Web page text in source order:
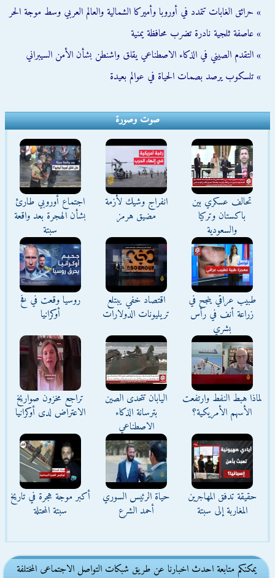
» حرائق الغابات تتمدد في أوروبا وأميركا الشمالية والعالم العربي وسط موجة الحر
» عاصفة ثلجية نادرة تضرب محافظة يمنية
» التقدم الصيني في الذكاء الاصطناعي يقلق واشنطن بشأن الأمن السيبراني
» تلسكوب يرصد بصمات الحياة في عوالم بعيدة
صوت وصورة
تحالف عسكري بين
باكستان وتركيا
والسعودية
انفراج وشيك لأزمة
مضيق هرمز
اجتماع أوروبي طارئ
بشأن الهجرة بعد واقعة
سبتة
طبيب عراقي ينجح في
زراعة أنف في رأس
بشري
اقتصاد خفي يبتلع
تريليونات الدولارات
روسيا وقعت في فخ
أوكرانيا
لماذا هبط النفط وارتفعت
الأسهم الأمريكية؟
اليابان تتحدى الصين
بترسانة الذكاء
الاصطناعي
تراجع مخزون صواريخ
الاعتراض لدى أوكرانيا
حقيقة تدفق المهاجرين
المغاربة إلى سبتة
حياة الرئيس السوري
أحمد الشرع
أكبر موجة هجرة في تاريخ
سبتة المحتلة
يمكنكم متابعة احدث اخبارنا عن طريق شبكات التواصل الاجتماعى المختلفة